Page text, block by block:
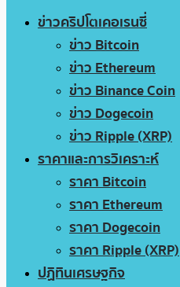
ข่าวคริปโตเคอเรนซี่
ข่าว Bitcoin
ข่าว Ethereum
ข่าว Binance Coin
ข่าว Dogecoin
ข่าว Ripple (XRP)
ราคาและการวิเคราะห์
ราคา Bitcoin
ราคา Ethereum
ราคา Dogecoin
ราคา Ripple (XRP)
ปฏิทินเศรษฐกิจ